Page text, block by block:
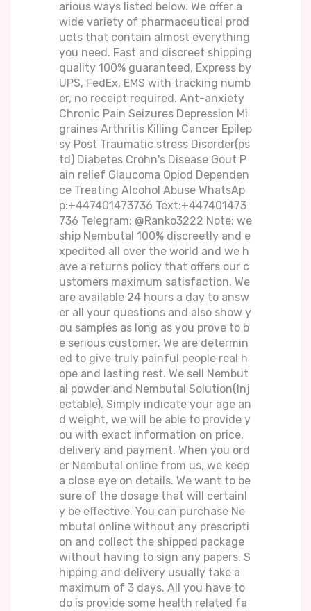
arious ways listed below. We offer a
wide variety of pharmaceutical prod
ucts that contain almost everything
you need. Fast and discreet shipping
quality 100% guaranteed, Express by
UPS, FedEx, EMS with tracking numb
er, no receipt required. Ant-anxiety
Chronic Pain Seizures Depression Mi
graines Arthritis Killing Cancer Epilep
sy Post Traumatic stress Disorder(ps
td) Diabetes Crohn's Disease Gout P
ain relief Glaucoma Opiod Dependen
ce Treating Alcohol Abuse WhatsAp
p:+447401473736 Text:+447401473
736 Telegram: @Ranko3222 Note: we
ship Nembutal 100% discreetly and e
xpedited all over the world and we h
ave a returns policy that offers our c
ustomers maximum satisfaction. We
are available 24 hours a day to answ
er all your questions and also show y
ou samples as long as you prove to b
e serious customer. We are determin
ed to give truly painful people real h
ope and lasting rest. We sell Nembut
al powder and Nembutal Solution(Inj
ectable). Simply indicate your age an
d weight, we will be able to provide y
ou with exact information on price,
delivery and payment. When you ord
er Nembutal online from us, we keep
a close eye on details. We want to be
sure of the dosage that will certainl
y be effective. You can purchase Ne
mbutal online without any prescripti
on and collect the shipped package
without having to sign any papers. S
hipping and delivery usually take a
maximum of 3 days. All you have to
do is provide some health related fa